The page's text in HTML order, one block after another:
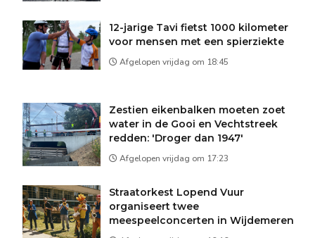
12-jarige Tavi fietst 1000 kilometer
voor mensen met een spierziekte
Afgelopen vrijdag om 18:45
Zestien eikenbalken moeten zoet
water in de Gooi en Vechtstreek
redden: 'Droger dan 1947'
Afgelopen vrijdag om 17:23
Straatorkest Lopend Vuur
organiseert twee
meespeelconcerten in Wijdemeren